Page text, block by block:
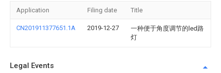
Application Filing date Title
CN201911377651.1A 2019-12-27
一种便于角度调节的led路
灯
Legal Events